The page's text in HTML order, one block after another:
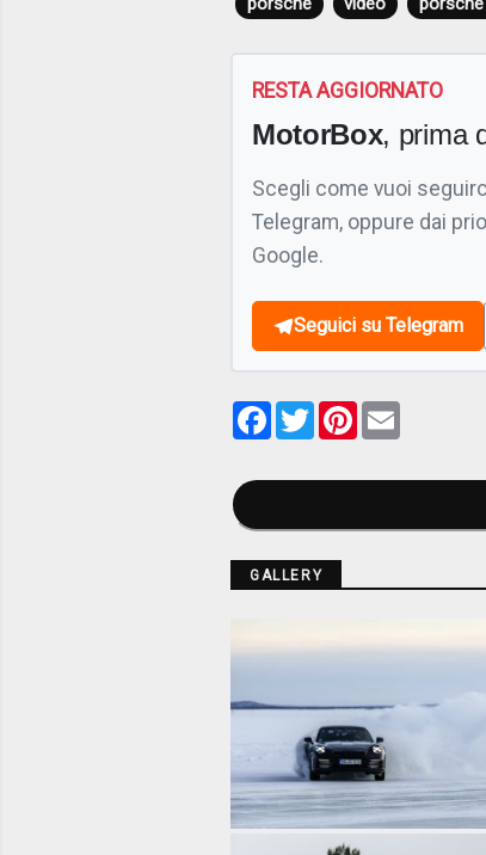
RESTA AGGIORNATO
MotorBox, prima
Scegli come vuoi
Telegram, oppure dai
Google.
Seguici su Telegram
Facebook
TwitterPinterest
GALLERY